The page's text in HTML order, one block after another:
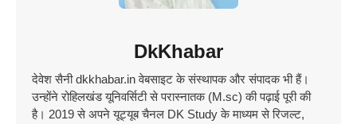
DkKhabar
देवेश सैनी dkkhabar.in वेबसाइट के संस्थापक और संपादक भी हैं।
उन्होंने रोहिलखंड यूनिवर्सिटी से परास्नातक (M.sc) की पढ़ाई पूरी की
है। 2019 से अपने यूट्यूब चैनल DK Study के माध्यम से रिजल्ट,